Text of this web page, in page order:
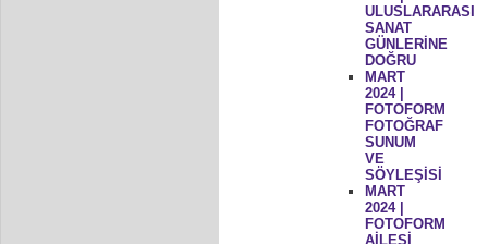
ULUSLARARASI
SANAT
GÜNLERİNE
DOĞRU
MART
2024 |
FOTOFORM
FOTOĞRAF
SUNUM
VE
SÖYLEŞİSİ
MART
2024 |
FOTOFORM
AİLESİ